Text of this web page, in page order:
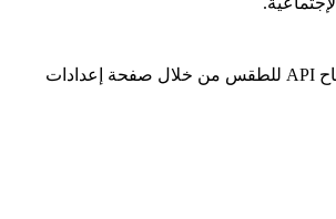
يجب عليك إضافة مفتاح API للطقس من خلال صفحة إعدادات